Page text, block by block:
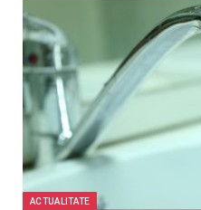
ACTUALITATE